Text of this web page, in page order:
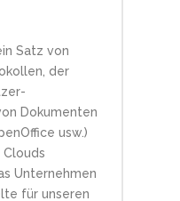
Satz von
der
Dokumenten
usw.)
Unternehmen
für unseren